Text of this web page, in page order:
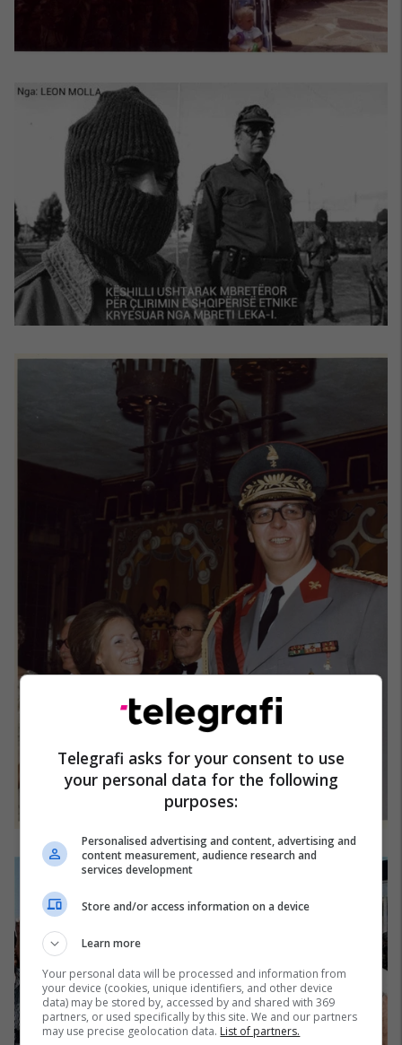
Telegrafi asks for your consent to use
your personal data for the following
purposes:
Personalised advertising and content, advertising and
content measurement, audience research and
services development
Store and/or access information on a device
Learn more
Your personal data will be processed and information from
your device (cookies, unique identifiers, and other device
data) may be stored by, accessed by and shared with 369
partners, or used specifically by this site. We and our partners
may use precise geolocation data. List of partners.